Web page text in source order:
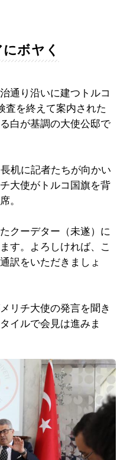
ボヤく
通り沿いに建つトルコ
査を終えて案内された
白が基調の大使公邸で
机に記者たちが向かい
大使がトルコ国旗を背
。
クーデター（未遂）に
す。よろしければ、こ
訳をいただきましょ
リチ大使の発言を聞き
イルで会見は進みま